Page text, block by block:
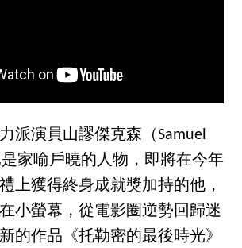
派演員山謬傑克森（Samuel
是家喻戶曉的人物，即將在今年
上獲得終身成就獎加持的他，
小螢幕，從電影圈逆勢回歸迷
的作品《托勒密的最後時光》